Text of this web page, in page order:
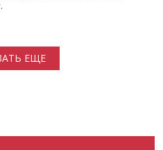
ЕЩЕ